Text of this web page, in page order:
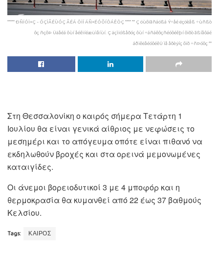
***** ÐÑÏÓÏ×Ç - ÓÇÌÅÉÙÓÇ ÃÉÁ ÔÏÍ ÁÑ×ÉÓÕÍÔÁÊÔÇ **** ** Ç öùôïãñáößá Ý÷åé ëçöèåß ÷ùñßò
ôç ñçôÞ Üäåéá ôùí åéêïíéæüìåíùí. Ç äçìïóßåõóç ôùí ÷áñáêôçñéóôéêþí ôïõò ãßíåôáé
áðïêëåéóôéêÜ ìå åõèýíç ôïõ ÷ñÞóôç **
Στη Θεσσαλονίκη ο καιρός σήμερα Τετάρτη 1
Ιουλίου θα είναι γενικά αίθριος με νεφώσεις το
μεσημέρι και το απόγευμα οπότε είναι πιθανό να
εκδηλωθούν βροχές και στα ορεινά μεμονωμένες
καταιγίδες.
Οι άνεμοι βορειοδυτικοί 3 με 4 μποφόρ και η
θερμοκρασία θα κυμανθεί από 22 έως 37 βαθμούς
Κελσίου.
Tags: ΚΑΙΡΟΣ